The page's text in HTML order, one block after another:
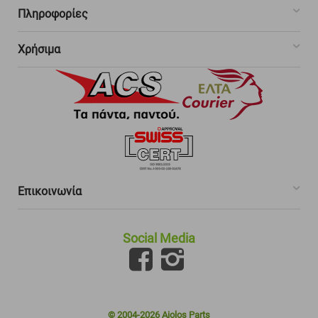
Πληροφορίες
Χρήσιμα
Επικοινωνία
Social Media
© 2004-2026 Aiolos Parts